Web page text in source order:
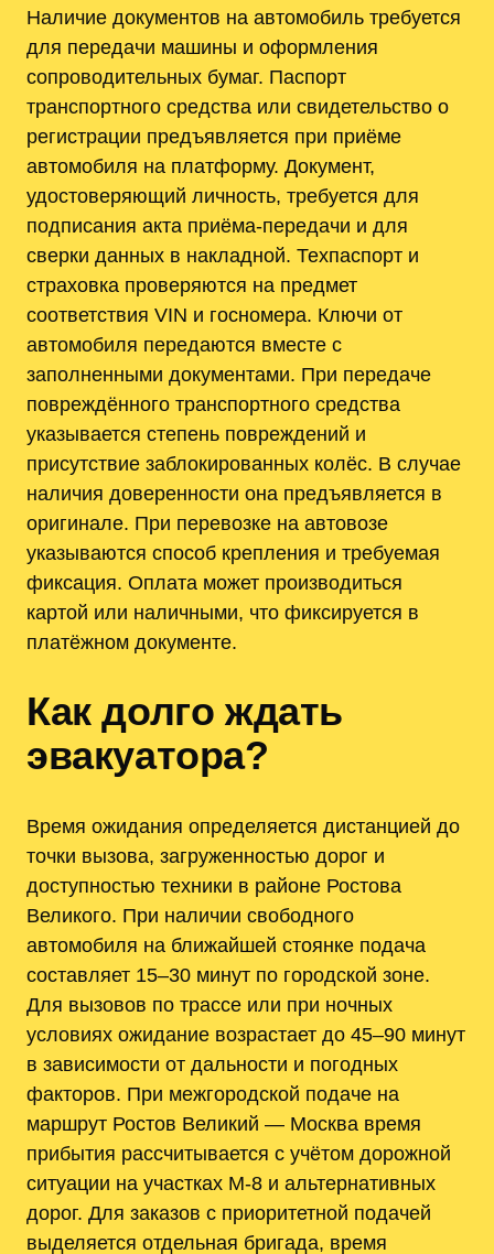
Наличие документов на автомобиль требуется
для передачи машины и оформления
сопроводительных бумаг. Паспорт
транспортного средства или свидетельство о
регистрации предъявляется при приёме
автомобиля на платформу. Документ,
удостоверяющий личность, требуется для
подписания акта приёма-передачи и для
сверки данных в накладной. Техпаспорт и
страховка проверяются на предмет
соответствия VIN и госномера. Ключи от
автомобиля передаются вместе с
заполненными документами. При передачe
повреждённого транспортного средства
указывается степень повреждений и
присутствие заблокированных колёс. В случае
наличия доверенности она предъявляется в
оригинале. При перевозке на автовозе
указываются способ крепления и требуемая
фиксация. Оплата может производиться
картой или наличными, что фиксируется в
платёжном документе.
Как долго ждать
эвакуатора?
Время ожидания определяется дистанцией до
точки вызова, загруженностью дорог и
доступностью техники в районе Ростова
Великого. При наличии свободного
автомобиля на ближайшей стоянке подача
составляет 15–30 минут по городской зоне.
Для вызовов по трассе или при ночных
условиях ожидание возрастает до 45–90 минут
в зависимости от дальности и погодных
факторов. При межгородской подаче на
маршрут Ростов Великий — Москва время
прибытия рассчитывается с учётом дорожной
ситуации на участках М-8 и альтернативных
дорог. Для заказов с приоритетной подачей
выделяется отдельная бригада, время